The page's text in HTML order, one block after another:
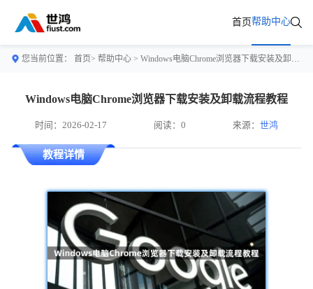
首页帮助中心
您当前位置： 首页> 帮助中心 > Windows电脑Chrome浏览器下载安装及卸载流程教程
Windows电脑Chrome浏览器下载安装及卸载流程教程
时间：2026-02-17 阅读：0 来源：世鸿
教程详情